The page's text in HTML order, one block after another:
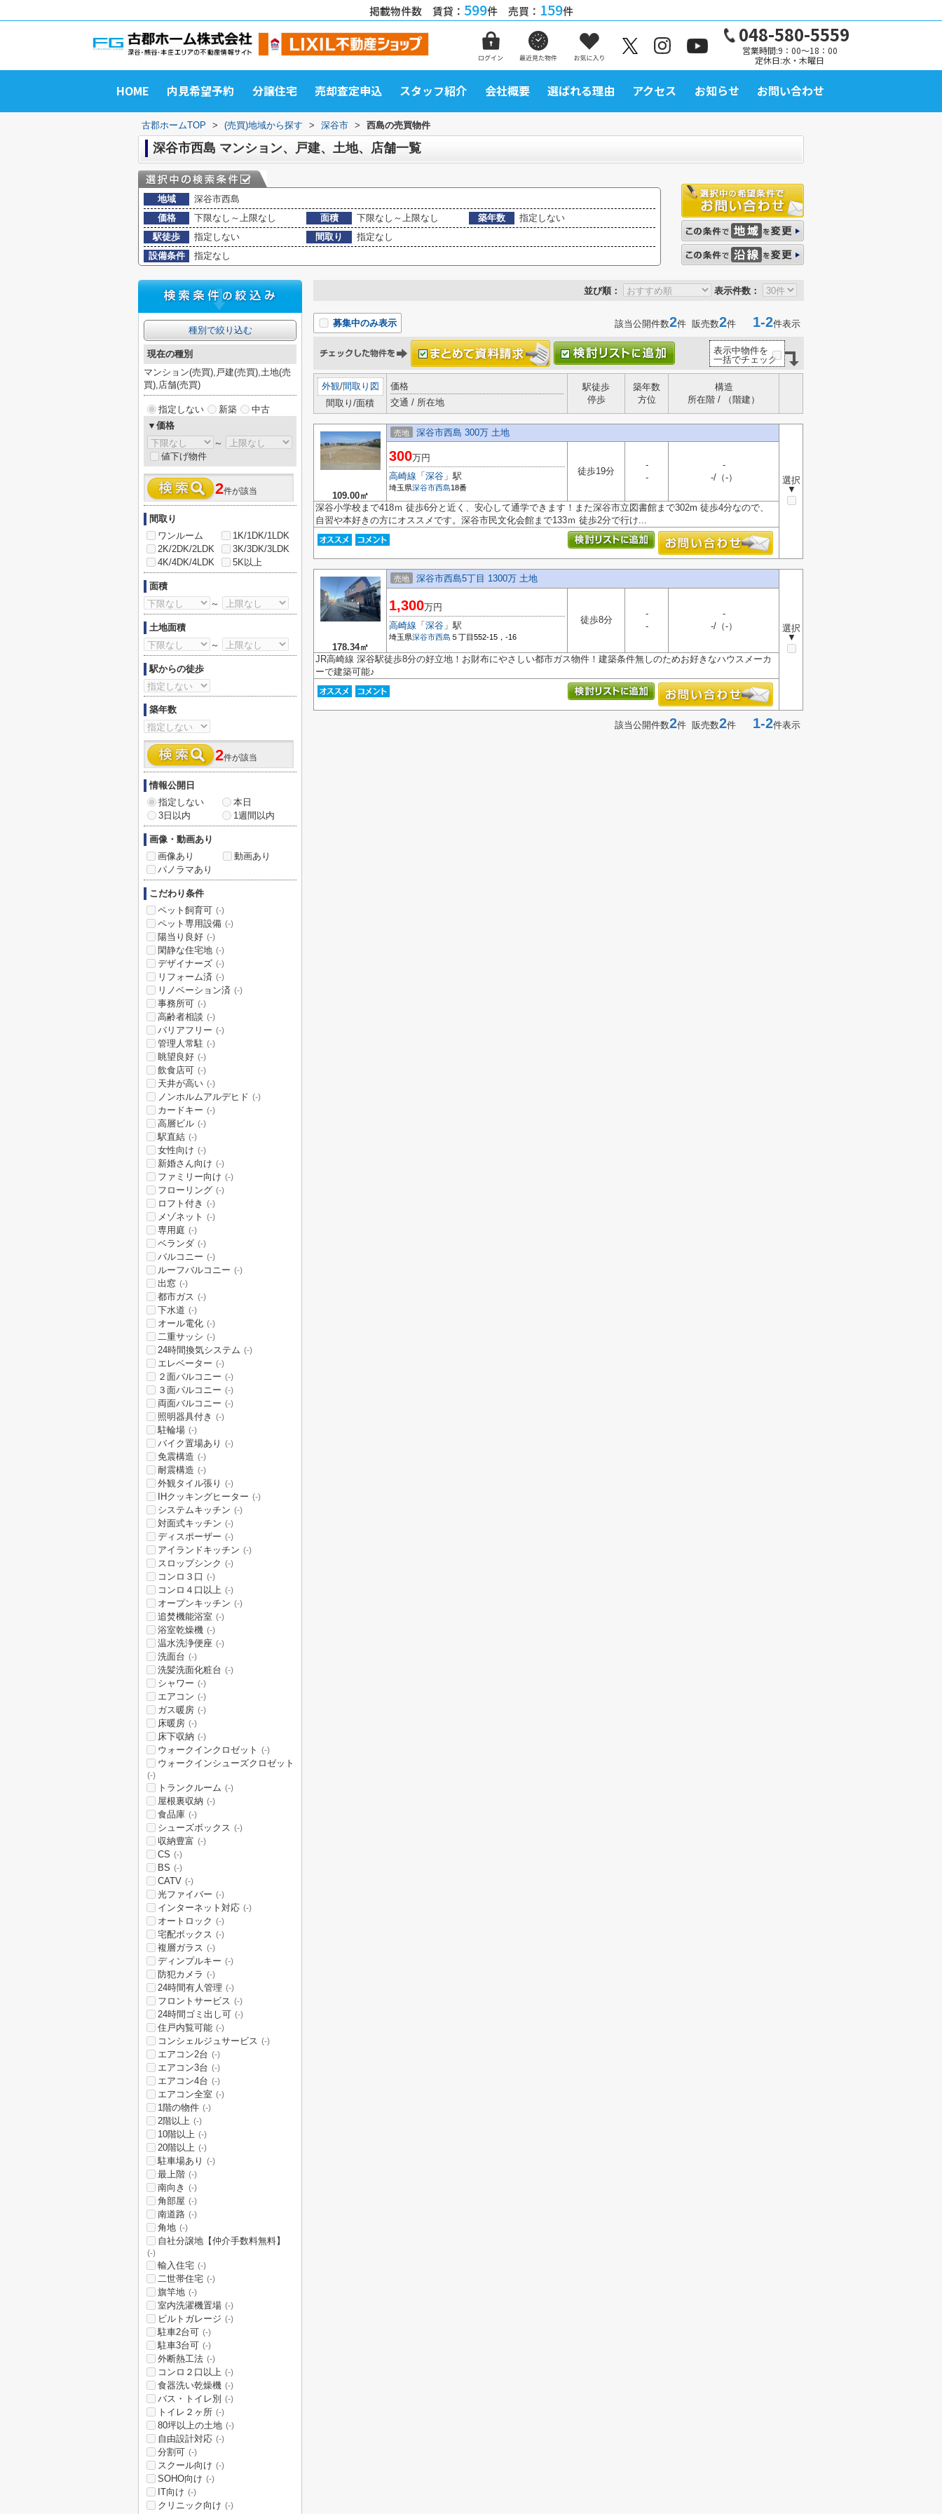
掲載物件数 賃貸： 599件 売買： 159件
048-580-5559
営業時間:9：00～18：00
定休日:水・木曜日
HOME 内見希望予約 分譲住宅 売却査定申込 スタッフ紹介 会社概要 選ばれる理由 アクセス お知らせ お問い合わせ
古郡ホームTOP > (売買)地域から探す > 深谷市 > 西島の売買物件
深谷市西島 マンション、戸建、土地、店舗一覧
地域
深谷市西島
価格
下限なし～上限なし 面積 下限なし～上限なし 築年数
指定しない
駅徒歩
指定しない 間取り
指定なし
設備条件
指定なし
並び順： 表示件数：
募集中のみ表示 該当公開件数2件 販売数2件 1-2件表示
表示中物件を
一括でチェック
外観/間取り図
間取り/面積
価格
交通 / 所在地
駅徒歩
停歩
築年数
方位
構造
所在階 / （階建）
109.00㎡
売地 深谷市西島 300万 土地
選択
▼
300万円
高崎線 「 深谷 」駅
埼玉県深谷市西島18番
徒歩19分
-
-
-
-/（-）
深谷小学校まで418ｍ 徒歩6分と近く、安心して通学できます！また深谷市立図書館まで302m 徒歩4分なので、
自習や本好きの方にオススメです。深谷市民文化会館まで133ｍ 徒歩2分で行け...
178.34㎡
売地 深谷市西島5丁目 1300万 土地
選択
▼
1,300万円
高崎線 「 深谷 」駅
埼玉県深谷市西島 ５丁目552-15，-16
徒歩8分
-
-
-
-/（-）
JR高崎線 深谷駅徒歩8分の好立地！お財布にやさしい都市ガス物件！建築条件無しのためお好きなハウスメーカ
ーで建築可能♪
該当公開件数2件 販売数2件 1-2件表示
種別で絞り込む
現在の種別
マンション(売買),戸建(売買),土地(売
買),店舗(売買)
指定しない 新築
中古
▼価格
～
値下げ物件
2件が該当
間取り
ワンルーム
1K/1DK/1LDK
2K/2DK/2LDK
3K/3DK/3LDK
4K/4DK/4LDK
5K以上
面積
～
土地面積
～
駅からの徒歩
築年数
2件が該当
情報公開日
指定しない
本日
3日以内
1週間以内
画像・動画あり
画像あり
動画あり
パノラマあり
こだわり条件
ペット飼育可 (-)
ペット専用設備 (-)
陽当り良好 (-)
閑静な住宅地 (-)
デザイナーズ (-)
リフォーム済 (-)
リノベーション済 (-)
事務所可 (-)
高齢者相談 (-)
バリアフリー (-)
管理人常駐 (-)
眺望良好 (-)
飲食店可 (-)
天井が高い (-)
ノンホルムアルデヒド (-)
カードキー (-)
高層ビル (-)
駅直結 (-)
女性向け (-)
新婚さん向け (-)
ファミリー向け (-)
フローリング (-)
ロフト付き (-)
メゾネット (-)
専用庭 (-)
ベランダ (-)
バルコニー (-)
ルーフバルコニー (-)
出窓 (-)
都市ガス (-)
下水道 (-)
オール電化 (-)
二重サッシ (-)
24時間換気システム (-)
エレベーター (-)
２面バルコニー (-)
３面バルコニー (-)
両面バルコニー (-)
照明器具付き (-)
駐輪場 (-)
バイク置場あり (-)
免震構造 (-)
耐震構造 (-)
外観タイル張り (-)
IHクッキングヒーター (-)
システムキッチン (-)
対面式キッチン (-)
ディスポーザー (-)
アイランドキッチン (-)
スロップシンク (-)
コンロ３口 (-)
コンロ４口以上 (-)
オープンキッチン (-)
追焚機能浴室 (-)
浴室乾燥機 (-)
温水洗浄便座 (-)
洗面台 (-)
洗髪洗面化粧台 (-)
シャワー (-)
エアコン (-)
ガス暖房 (-)
床暖房 (-)
床下収納 (-)
ウォークインクロゼット (-)
ウォークインシューズクロゼット
(-)
トランクルーム (-)
屋根裏収納 (-)
食品庫 (-)
シューズボックス (-)
収納豊富 (-)
CS (-)
BS (-)
CATV (-)
光ファイバー (-)
インターネット対応 (-)
オートロック (-)
宅配ボックス (-)
複層ガラス (-)
ディンプルキー (-)
防犯カメラ (-)
24時間有人管理 (-)
フロントサービス (-)
24時間ゴミ出し可 (-)
住戸内覧可能 (-)
コンシェルジュサービス (-)
エアコン2台 (-)
エアコン3台 (-)
エアコン4台 (-)
エアコン全室 (-)
1階の物件 (-)
2階以上 (-)
10階以上 (-)
20階以上 (-)
駐車場あり (-)
最上階 (-)
南向き (-)
角部屋 (-)
南道路 (-)
角地 (-)
自社分譲地【仲介手数料無料】
(-)
輸入住宅 (-)
二世帯住宅 (-)
旗竿地 (-)
室内洗濯機置場 (-)
ビルトガレージ (-)
駐車2台可 (-)
駐車3台可 (-)
外断熱工法 (-)
コンロ２口以上 (-)
食器洗い乾燥機 (-)
バス・トイレ別 (-)
トイレ２ヶ所 (-)
80坪以上の土地 (-)
自由設計対応 (-)
分割可 (-)
スクール向け (-)
SOHO向け (-)
IT向け (-)
クリニック向け (-)